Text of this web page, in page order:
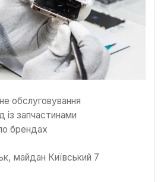
обслуговування
із запчастинами
брендах
майдан Київський 7